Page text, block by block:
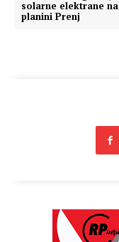
solarne elektrane na
planini Prenj